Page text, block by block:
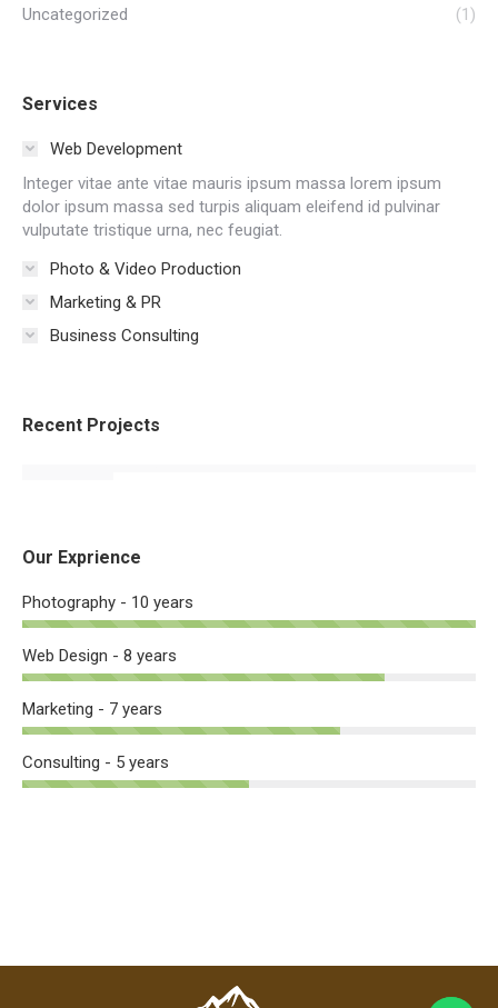
Uncategorized
(1)
Services
Web Development
Integer vitae ante vitae mauris ipsum massa lorem ipsum
dolor ipsum massa sed turpis aliquam eleifend id pulvinar
vulputate tristique urna, nec feugiat.
Photo & Video Production
Marketing & PR
Business Consulting
Recent Projects
Our Exprience
Photography - 10 years
Web Design - 8 years
Marketing - 7 years
Consulting - 5 years